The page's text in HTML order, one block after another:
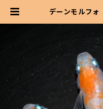
デーンモルフ
(現物出品)
62-a | 伊香保